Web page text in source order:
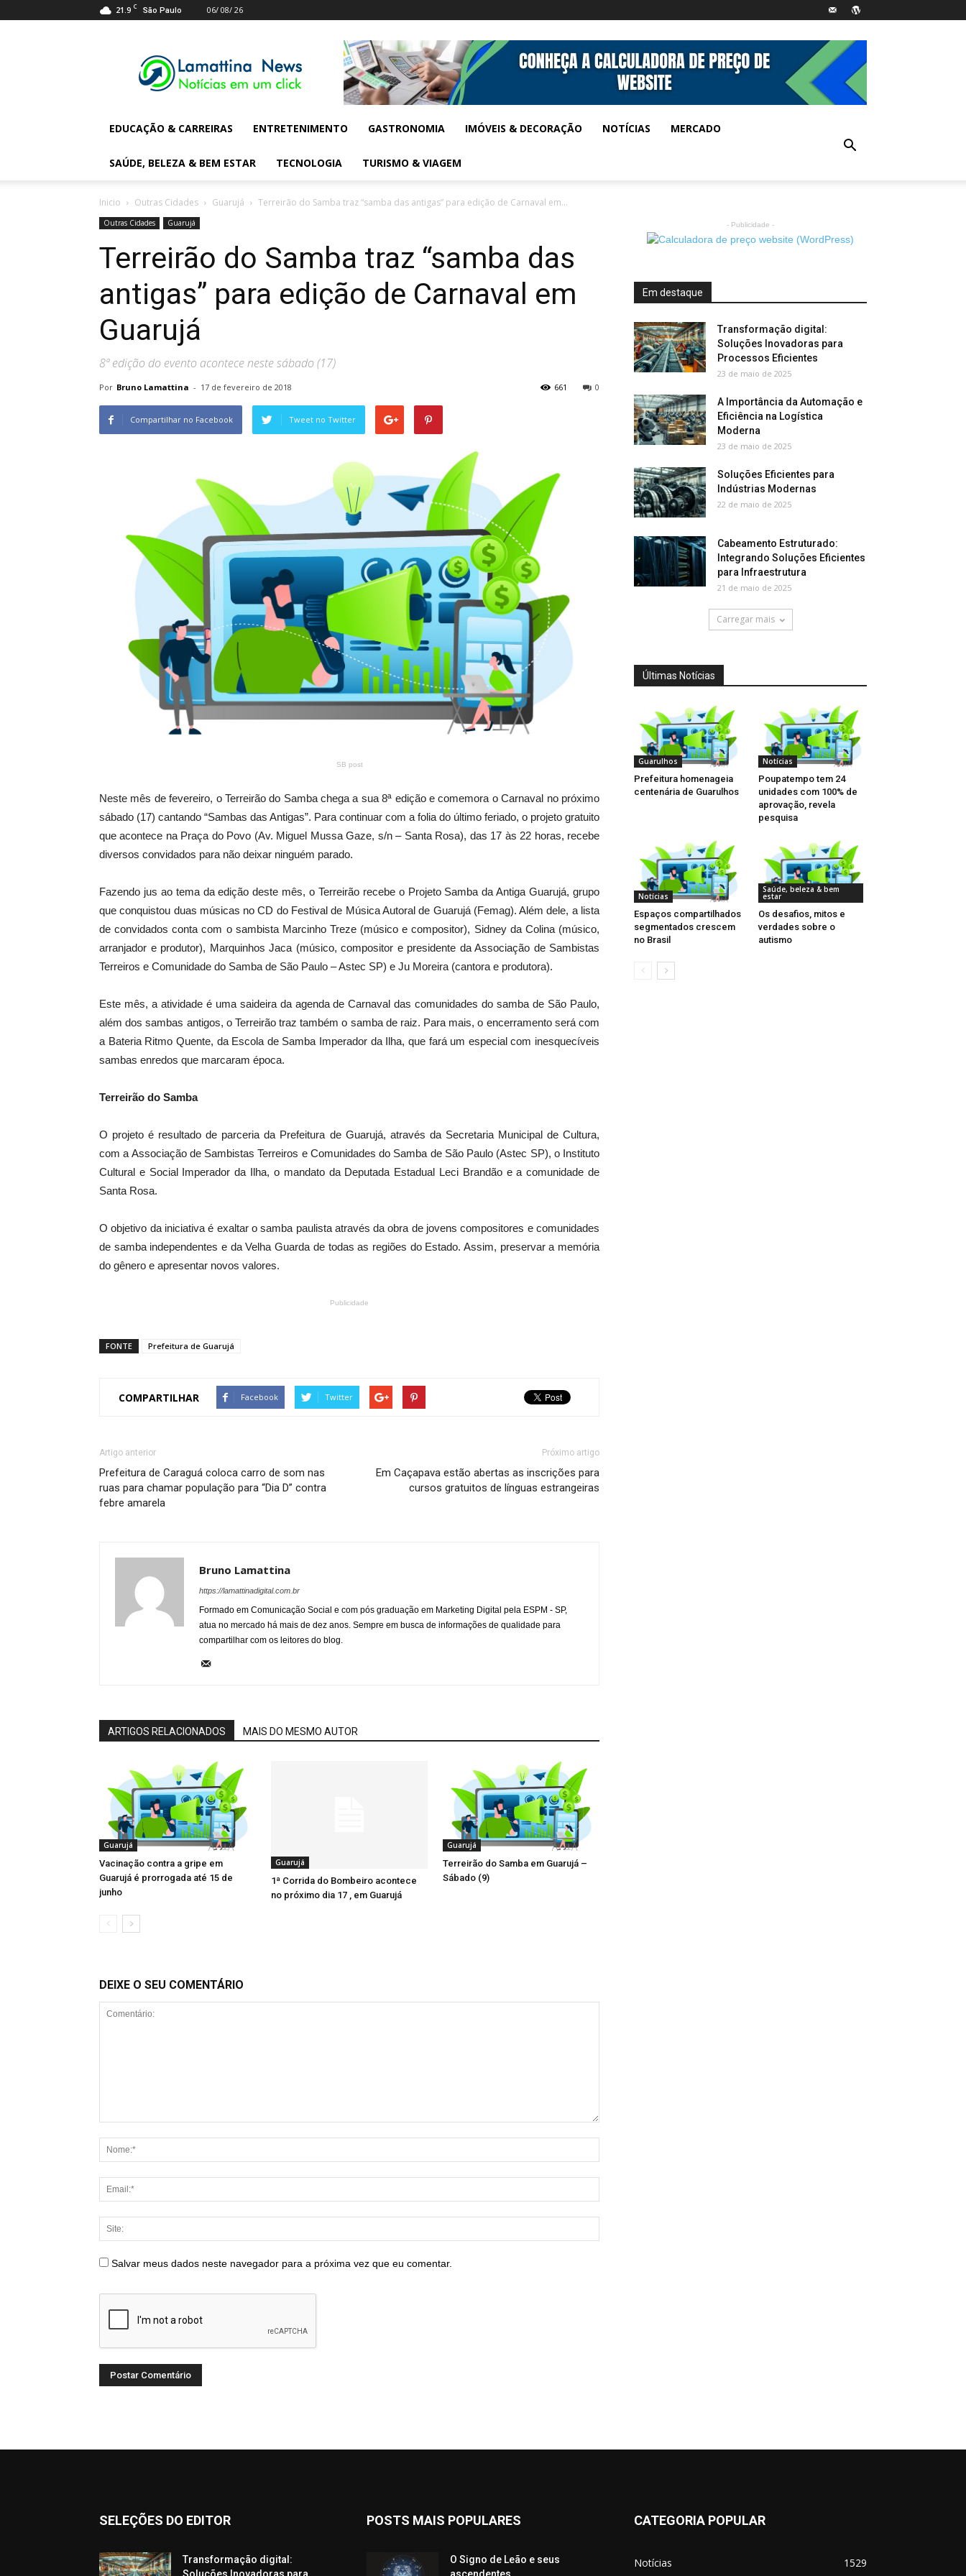
21.9 C São Paulo 06/ 08/ 26
Digital
News
EDUCAÇÃO & CARREIRAS ENTRETENIMENTO GASTRONOMIA IMÓVEIS & DECORAÇÃO NOTÍCIAS MERCADO
SAÚDE, BELEZA & BEM ESTAR TECNOLOGIA TURISMO & VIAGEM
Inicio Outras Cidades Guarujá Terreirão do Samba traz “samba das antigas” para edição de Carnaval em...
Outras Cidades Guarujá
Terreirão do Samba traz “samba das
antigas” para edição de Carnaval em
Guarujá
8ª edição do evento acontece neste sábado (17)
Por Bruno Lamattina - 17 de fevereiro de 2018 0
661
Compartilhar no Facebook Tweet no Twitter
SB post
Neste mês de fevereiro, o Terreirão do Samba chega a sua 8ª edição e comemora o Carnaval no próximo
sábado (17) cantando “Sambas das Antigas”. Para continuar com a folia do último feriado, o projeto gratuito
que acontece na Praça do Povo (Av. Miguel Mussa Gaze, s/n – Santa Rosa), das 17 às 22 horas, recebe
diversos convidados para não deixar ninguém parado.
Fazendo jus ao tema da edição deste mês, o Terreirão recebe o Projeto Samba da Antiga Guarujá, grupo
que conquistou duas músicas no CD do Festival de Música Autoral de Guarujá (Femag). Além dele, a lista
de convidados conta com o sambista Marcinho Treze (músico e compositor), Sidney da Colina (músico,
arranjador e produtor), Marquinhos Jaca (músico, compositor e presidente da Associação de Sambistas
Terreiros e Comunidade do Samba de São Paulo – Astec SP) e Ju Moreira (cantora e produtora).
Este mês, a atividade é uma saideira da agenda de Carnaval das comunidades do samba de São Paulo,
além dos sambas antigos, o Terreirão traz também o samba de raiz. Para mais, o encerramento será com
a Bateria Ritmo Quente, da Escola de Samba Imperador da Ilha, que fará um especial com inesquecíveis
sambas enredos que marcaram época.
Terreirão do Samba
O projeto é resultado de parceria da Prefeitura de Guarujá, através da Secretaria Municipal de Cultura,
com a Associação de Sambistas Terreiros e Comunidades do Samba de São Paulo (Astec SP), o Instituto
Cultural e Social Imperador da Ilha, o mandato da Deputada Estadual Leci Brandão e a comunidade de
Santa Rosa.
O objetivo da iniciativa é exaltar o samba paulista através da obra de jovens compositores e comunidades
de samba independentes e da Velha Guarda de todas as regiões do Estado. Assim, preservar a memória
do gênero e apresentar novos valores.
Publicidade
FONTE Prefeitura de Guarujá
COMPARTILHAR Facebook Twitter
Artigo anterior
Prefeitura de Caraguá coloca carro de som nas
ruas para chamar população para “Dia D” contra
febre amarela
Próximo artigo
Em Caçapava estão abertas as inscrições para
cursos gratuitos de línguas estrangeiras
Bruno Lamattina
https://lamattinadigital.com.br
Formado em Comunicação Social e com pós graduação em Marketing Digital pela ESPM - SP,
atua no mercado há mais de dez anos. Sempre em busca de informações de qualidade para
compartilhar com os leitores do blog.
ARTIGOS RELACIONADOS MAIS DO MESMO AUTOR
Guarujá
Vacinação contra a gripe em
Guarujá é prorrogada até 15 de
junho
Guarujá
1ª Corrida do Bombeiro acontece
no próximo dia 17 , em Guarujá
Guarujá
Terreirão do Samba em Guarujá –
Sábado (9)
DEIXE O SEU COMENTÁRIO
Salvar meus dados neste navegador para a próxima vez que eu comentar.
- Publicidade -
Em destaque
Transformação digital:
Soluções Inovadoras para
Processos Eficientes
23 de maio de 2025
A Importância da Automação e
Eficiência na Logística
Moderna
23 de maio de 2025
Soluções Eficientes para
Indústrias Modernas
22 de maio de 2025
Cabeamento Estruturado:
Integrando Soluções Eficientes
para Infraestrutura
21 de maio de 2025
Carregar mais
Últimas Notícias
Guarulhos
Prefeitura homenageia
centenária de Guarulhos
Notícias
Poupatempo tem 24
unidades com 100% de
aprovação, revela
pesquisa
Notícias
Espaços compartilhados
segmentados crescem
no Brasil
Saúde, beleza & bem
estar
Os desafios, mitos e
verdades sobre o
autismo
SELEÇÕES DO EDITOR
Transformação digital:
POSTS MAIS POPULARES
O Signo de Leão e seus
CATEGORIA POPULAR
Notícias 1529